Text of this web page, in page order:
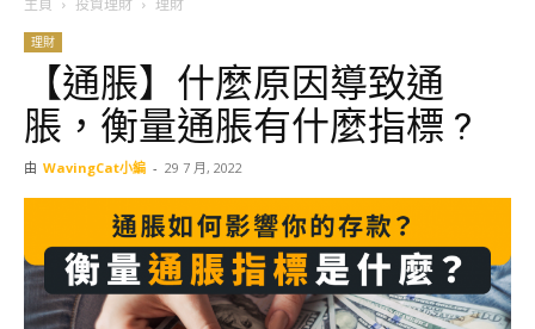
主頁 投資理財 理財
理財
【通脹】什麼原因導致通
脹，衡量通脹有什麼指標 ?
由 WavingCat小編 - 29 7 月, 2022